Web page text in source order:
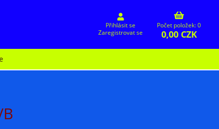
Přihlásit se
Zaregistrovat se
Počet položek: 0
0,00 CZK